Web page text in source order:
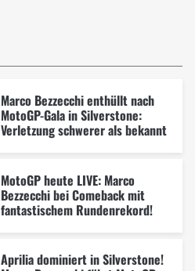
Marco Bezzecchi enthüllt nach
MotoGP-Gala in Silverstone:
Verletzung schwerer als bekannt
MotoGP heute LIVE: Marco
Bezzecchi bei Comeback mit
fantastischem Rundenrekord!
Aprilia dominiert in Silverstone!